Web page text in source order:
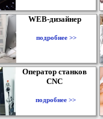
WEB-дизайнер
подробнее >>
Оператор станков
CNC
подробнее >>